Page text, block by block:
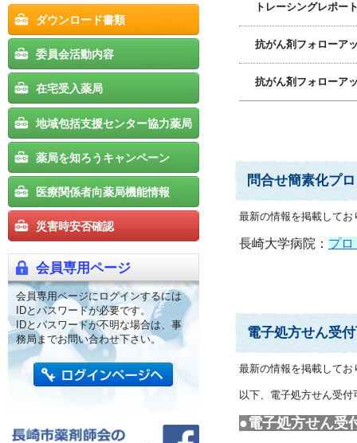
トレーシングレポー
抗がん剤フォローア
抗がん剤フォローア
問合せ簡素化プ
最新の情報を掲載して
長崎大学病院： プ
電子処方せん受
最新の情報を掲載して
以下、電子処方せん受
●電子処方せん受
ダウンロード書類
委員会活動内容
在宅受入薬局
地域包括支援センター協力薬局
薬局を知ろうキャンペーン
医療関係者向薬局機能情報
災害時安否確認
会員専用ページ
会員専用ページにログインするには
IDとパスワードが必要です。
IDとパスワードが不明な場合は、事
務局までお問い合わせ下さい。